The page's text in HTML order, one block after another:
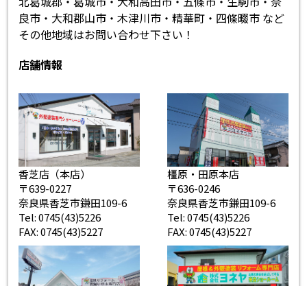
良市・大和郡山市・木津川市・精華町・四條畷市 など
その他地域はお問い合わせ下さい！
店舗情報
香芝店（本店）
〒639-0227
奈良県香芝市鎌田109-6
Tel: 0745(43)5226
FAX: 0745(43)5227
橿原・田原本店
〒636-0246
奈良県香芝市鎌田109-6
Tel: 0745(43)5226
FAX: 0745(43)5227